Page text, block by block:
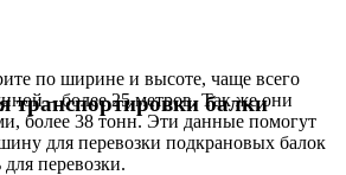
по ширине и высоте, чаще всего
– более 25 метров. Так же они
более 38 тонн. Эти данные помогут
для перевозки подкрановых балок
перевозки.
транспортировки балки